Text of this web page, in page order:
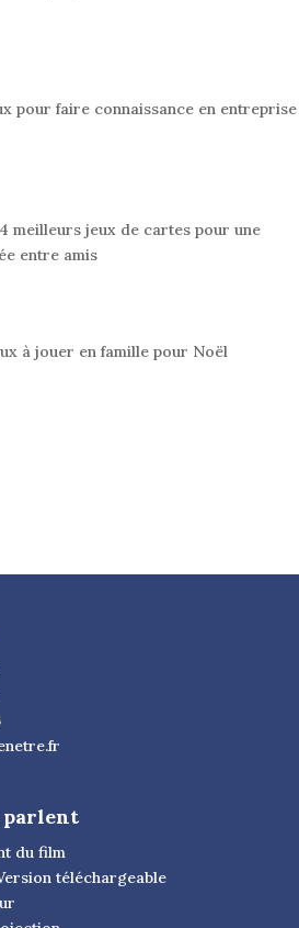
pour faire connaissance en entreprise
meilleurs jeux de cartes pour une
entre amis
à jouer en famille pour Noël
parlent
du film
téléchargeable